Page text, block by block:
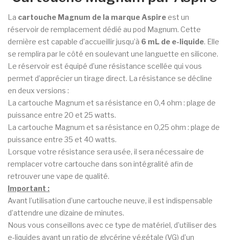
La cartouche Magnum de la marque Aspire est un
réservoir de remplacement dédié au pod Magnum. Cette
dernière est capable d’accueillir jusqu’à 6 mL de e-liquide. Elle
se remplira par le côté en soulevant une languette en silicone.
Le réservoir est équipé d’une résistance scellée qui vous
permet d’apprécier un tirage direct. La résistance se décline
en deux versions :
La cartouche Magnum et sa résistance en 0,4 ohm : plage de
puissance entre 20 et 25 watts.
La cartouche Magnum et sa résistance en 0,25 ohm : plage de
puissance entre 35 et 40 watts.
Lorsque votre résistance sera usée, il sera nécessaire de
remplacer votre cartouche dans son intégralité afin de
retrouver une vape de qualité.
Important :
Avant l’utilisation d’une cartouche neuve, il est indispensable
d’attendre une dizaine de minutes.
Nous vous conseillons avec ce type de matériel, d’utiliser des
e-liquides ayant un ratio de glycérine végétale (VG) d’un